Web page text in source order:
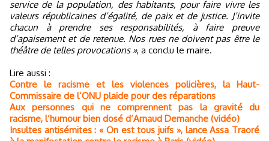
service de la population, des habitants, pour faire vivre les
valeurs républicaines d’égalité, de paix et de justice. J’invite
chacun à prendre ses responsabilités, à faire preuve
d’apaisement et de retenue. Nos rues ne doivent pas être le
théâtre de telles provocations », a conclu le maire.
Lire aussi :
Contre le racisme et les violences policières, la Haut-
Commissaire de l’ONU plaide pour des réparations
Aux personnes qui ne comprennent pas la gravité du
racisme, l’humour bien dosé d’Arnaud Demanche (vidéo)
Insultes antisémites : « On est tous juifs », lance Assa Traoré